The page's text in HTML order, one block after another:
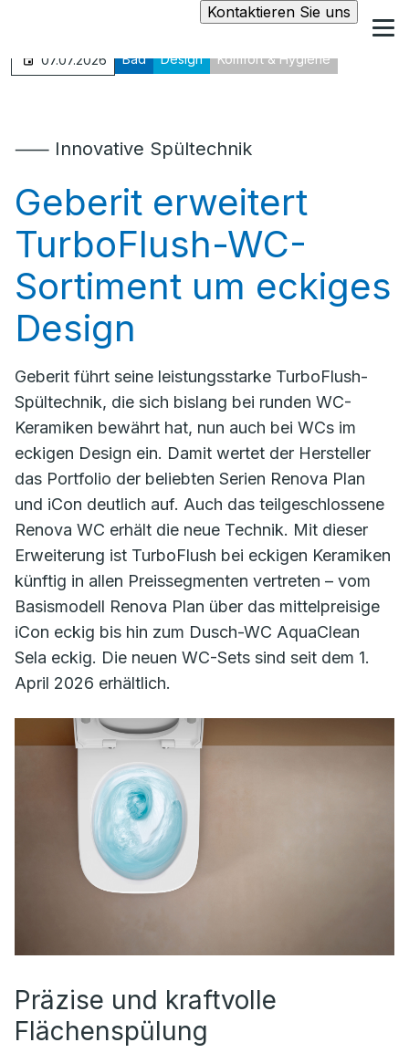
Kontaktieren Sie uns
07.07.2026 Bad Design Komfort & Hygiene
⸺ Innovative Spültechnik
Geberit erweitert
TurboFlush-WC-
Sortiment um eckiges
Design
Geberit führt seine leistungsstarke TurboFlush-
Spültechnik, die sich bislang bei runden WC-
Keramiken bewährt hat, nun auch bei WCs im
eckigen Design ein. Damit wertet der Hersteller
das Portfolio der beliebten Serien Renova Plan
und iCon deutlich auf. Auch das teilgeschlossene
Renova WC erhält die neue Technik. Mit dieser
Erweiterung ist TurboFlush bei eckigen Keramiken
künftig in allen Preissegmenten vertreten – vom
Basismodell Renova Plan über das mittelpreisige
iCon eckig bis hin zum Dusch-WC AquaClean
Sela eckig. Die neuen WC-Sets sind seit dem 1.
April 2026 erhältlich.
Präzise und kraftvolle
Flächenspülung